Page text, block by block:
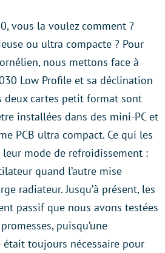
vous la voulez comment ?
ou ultra compacte ? Pour
nous mettons face à
Low Profile et sa déclination
deux cartes petit format sont
installées dans des mini-PC et
PCB ultra compact. Ce qui les
leur mode de refroidissement :
quand l’autre mise
radiateur. Jusqu’à présent, les
passif que nous avons testées
puisqu’une
toujours nécessaire pour